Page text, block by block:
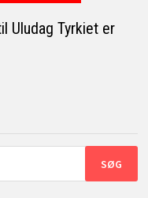
Uludag Tyrkiet er